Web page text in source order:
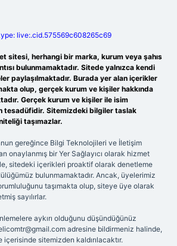
live:.cid.575569c608265c69
sitesi, herhangi bir marka, kurum veya şahıs
bulunmamaktadır. Sitede yalnızca kendi
paylaşılmaktadır. Burada yer alan içerikler
olup, gerçek kurum ve kişiler hakkında
Gerçek kurum ve kişiler ile isim
tesadüfidir. Sitemizdeki bilgiler taslak
taşımazlar.
gereğince Bilgi Teknolojileri ve İletişim
onaylanmış bir Yer Sağlayıcı olarak hizmet
sitedeki içerikleri proaktif olarak denetleme
bulunmamaktadır. Ancak, üyelerimiz
taşımakta olup, siteye üye olarak
sayılırlar.
aykırı olduğunu düşündüğünüz
adresine bildirmeniz halinde,
sitemizden kaldırılacaktır.